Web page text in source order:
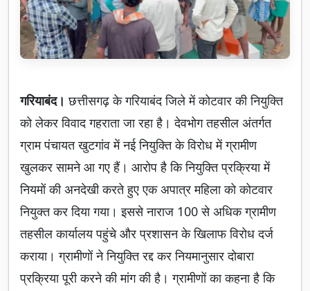
गरियाबंद।छत्तीसगढ़ के गरियाबंद जिले में कोटवार की नियुक्ति
को लेकर विवाद गहराता जा रहा है। देवभोग तहसील अंतर्गत
ग्राम पंचायत खुटगांव में नई नियुक्ति के विरोध में ग्रामीण
खुलकर सामने आ गए हैं। आरोप है कि नियुक्ति प्रक्रिया में
नियमों की अनदेखी करते हुए एक अपात्र महिला को कोटवार
नियुक्त कर दिया गया। इससे नाराज 100 से अधिक ग्रामीण
तहसील कार्यालय पहुंचे और प्रशासन के खिलाफ विरोध दर्ज
कराया। ग्रामीणों ने नियुक्ति रद्द कर नियमानुसार दोबारा
प्रक्रिया पूरी करने की मांग की है। ग्रामीणों का कहना है कि